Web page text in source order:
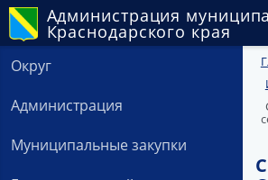
Администрация
Краснодарского края
Округ
Администрация
Муниципальные закупки